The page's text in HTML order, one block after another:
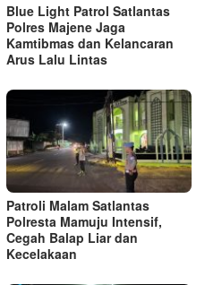
Blue Light Patrol Satlantas
Polres Majene Jaga
Kamtibmas dan Kelancaran
Arus Lalu Lintas
Patroli Malam Satlantas
Polresta Mamuju Intensif,
Cegah Balap Liar dan
Kecelakaan